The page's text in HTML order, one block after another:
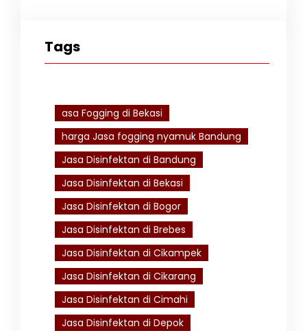
Tags
asa Fogging di Bekasi
harga Jasa fogging nyamuk Bandung
Jasa Disinfektan di Bandung
Jasa Disinfektan di Bekasi
Jasa Disinfektan di Bogor
Jasa Disinfektan di Brebes
Jasa Disinfektan di Cikampek
Jasa Disinfektan di Cikarang
Jasa Disinfektan di Cimahi
Jasa Disinfektan di Depok